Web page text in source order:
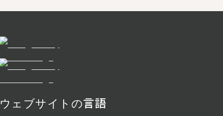
ウェブサイトの言語